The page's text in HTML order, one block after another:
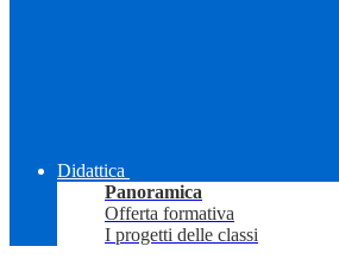
Didattica
Panoramica
Offerta formativa
I progetti delle classi